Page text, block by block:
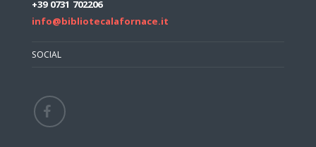
+39 0731 702206
info@bibliotecalafornace.it
SOCIAL